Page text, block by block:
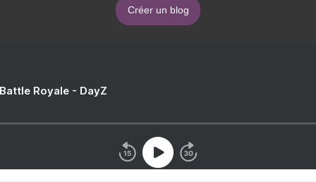
Créer un blog
Royale - DayZ